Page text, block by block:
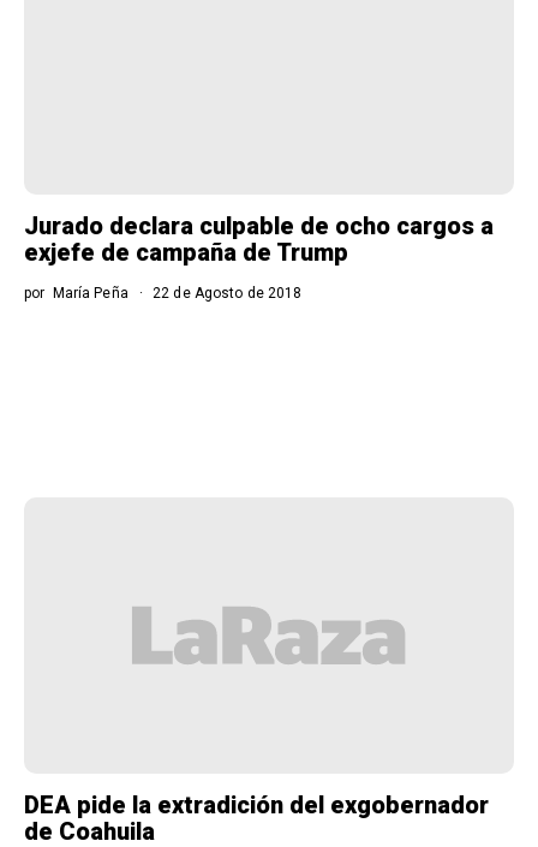
Jurado declara culpable de ocho cargos a
exjefe de campaña de Trump
por María Peña 22 de Agosto de 2018
DEA pide la extradición del exgobernador
de Coahuila